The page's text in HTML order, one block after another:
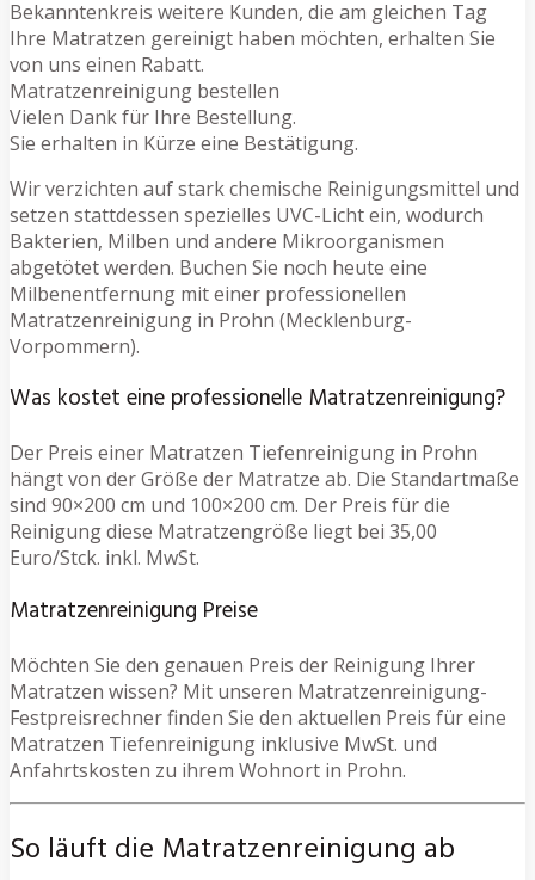
Bekanntenkreis weitere Kunden, die am gleichen Tag
Ihre Matratzen gereinigt haben möchten, erhalten Sie
von uns einen Rabatt.
Matratzenreinigung bestellen
Vielen Dank für Ihre Bestellung.
Sie erhalten in Kürze eine Bestätigung.
Wir verzichten auf stark chemische Reinigungsmittel und
setzen stattdessen spezielles UVC-Licht ein, wodurch
Bakterien, Milben und andere Mikroorganismen
abgetötet werden. Buchen Sie noch heute eine
Milbenentfernung mit einer professionellen
Matratzenreinigung in Prohn (Mecklenburg-
Vorpommern).
Was kostet eine professionelle Matratzenreinigung?
Der Preis einer Matratzen Tiefenreinigung in Prohn
hängt von der Größe der Matratze ab. Die Standartmaße
sind 90×200 cm und 100×200 cm. Der Preis für die
Reinigung diese Matratzengröße liegt bei 35,00
Euro/Stck. inkl. MwSt.
Matratzenreinigung Preise
Möchten Sie den genauen Preis der Reinigung Ihrer
Matratzen wissen? Mit unseren Matratzenreinigung-
Festpreisrechner finden Sie den aktuellen Preis für eine
Matratzen Tiefenreinigung inklusive MwSt. und
Anfahrtskosten zu ihrem Wohnort in Prohn.
So läuft die Matratzenreinigung ab